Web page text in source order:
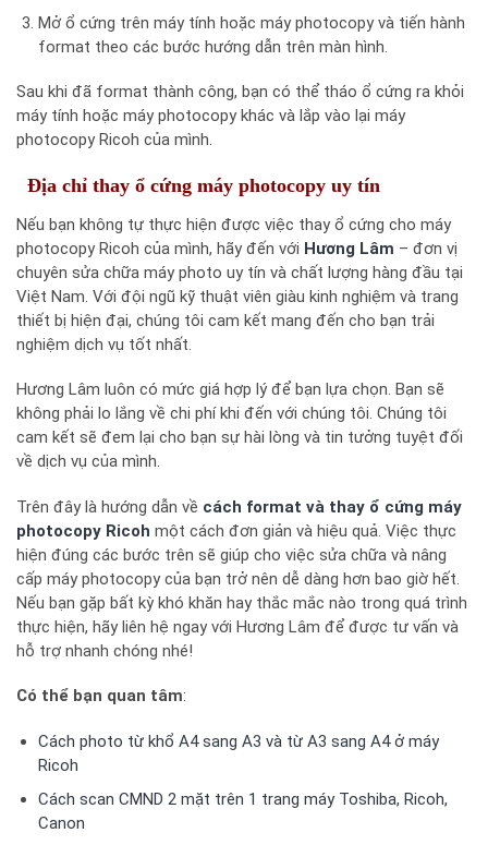
Mở ổ cứng trên máy tính hoặc máy photocopy và tiến hành
format theo các bước hướng dẫn trên màn hình.
Sau khi đã format thành công, bạn có thể tháo ổ cứng ra khỏi
máy tính hoặc máy photocopy khác và lắp vào lại máy
photocopy Ricoh của mình.
Địa chỉ thay ổ cứng máy photocopy uy tín
Nếu bạn không tự thực hiện được việc thay ổ cứng cho máy
photocopy Ricoh của mình, hãy đến với Hương Lâm – đơn vị
chuyên sửa chữa máy photo uy tín và chất lượng hàng đầu tại
Việt Nam. Với đội ngũ kỹ thuật viên giàu kinh nghiệm và trang
thiết bị hiện đại, chúng tôi cam kết mang đến cho bạn trải
nghiệm dịch vụ tốt nhất.
Hương Lâm luôn có mức giá hợp lý để bạn lựa chọn. Bạn sẽ
không phải lo lắng về chi phí khi đến với chúng tôi. Chúng tôi
cam kết sẽ đem lại cho bạn sự hài lòng và tin tưởng tuyệt đối
về dịch vụ của mình.
Trên đây là hướng dẫn về cách format và thay ổ cứng máy
photocopy Ricoh một cách đơn giản và hiệu quả. Việc thực
hiện đúng các bước trên sẽ giúp cho việc sửa chữa và nâng
cấp máy photocopy của bạn trở nên dễ dàng hơn bao giờ hết.
Nếu bạn gặp bất kỳ khó khăn hay thắc mắc nào trong quá trình
thực hiện, hãy liên hệ ngay với Hương Lâm để được tư vấn và
hỗ trợ nhanh chóng nhé!
Có thể bạn quan tâm:
Cách photo từ khổ A4 sang A3 và từ A3 sang A4 ở máy
Ricoh
Cách scan CMND 2 mặt trên 1 trang máy Toshiba, Ricoh,
Canon